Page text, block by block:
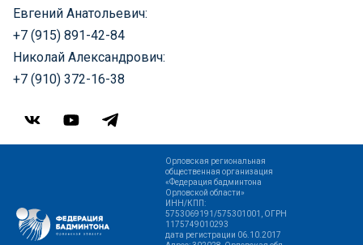
Евгений Анатольевич:
+7 (915) 891-42-84
Николай Александрович:
+7 (910) 372-16-38
Орловская региональная
общественная организация
«Федерация бадминтона
Орловской области»
ИНН/КПП:
5753069191/575301001, ОГРН
1175749010293
дата регистрации 06.10.2017